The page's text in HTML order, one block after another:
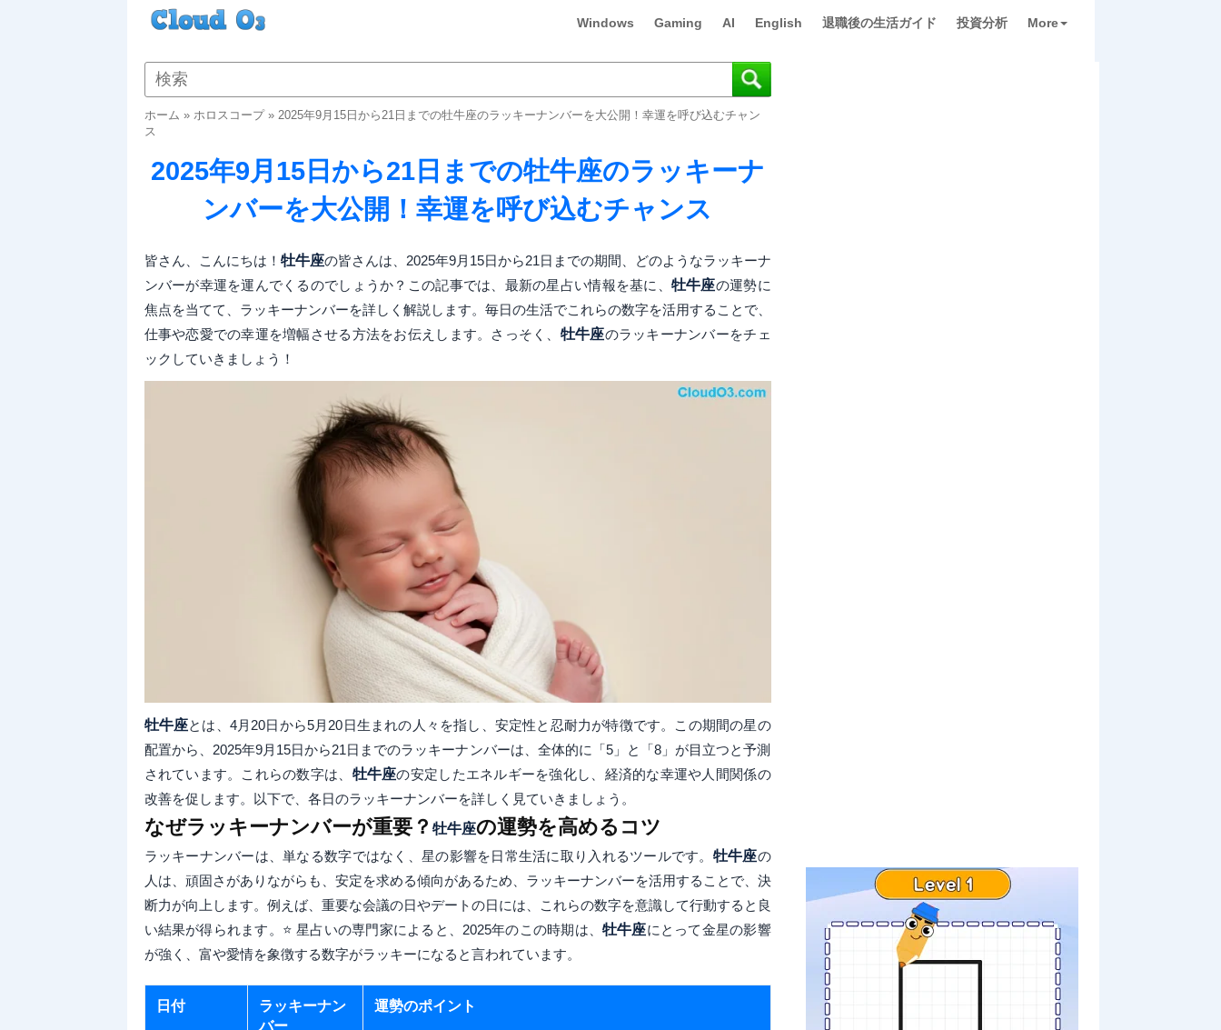
Windows Gaming AI English 退職後の生活ガイド 投資分析 More
ホーム » ホロスコープ» 2025年9月15日から21日までの牡牛座のラッキーナンバーを大公開！幸運を呼び込むチャン
ス
2025年9月15日から21日までの牡牛座のラッキーナ
ンバーを大公開！幸運を呼び込むチャンス
皆さん、こんにちは！ 牡牛座の皆さんは、2025年9月15日から21日までの期間、どのようなラッキーナ
ンバーが幸運を運んでくるのでしょうか？この記事では、最新の星占い情報を基に、 牡牛座の運勢に
焦点を当てて、ラッキーナンバーを詳しく解説します。毎日の生活でこれらの数字を活用することで、
仕事や恋愛での幸運を増幅させる方法をお伝えします。さっそく、 牡牛座のラッキーナンバーをチェ
ックしていきましょう！
牡牛座とは、4月20日から5月20日生まれの人々を指し、安定性と忍耐力が特徴です。この期間の星の
配置から、2025年9月15日から21日までのラッキーナンバーは、全体的に「5」と「8」が目立つと予測
されています。これらの数字は、 牡牛座の安定したエネルギーを強化し、経済的な幸運や人間関係の
改善を促します。以下で、各日のラッキーナンバーを詳しく見ていきましょう。
なぜラッキーナンバーが重要？ 牡牛座の運勢を高めるコツ
ラッキーナンバーは、単なる数字ではなく、星の影響を日常生活に取り入れるツールです。 牡牛座の
人は、頑固さがありながらも、安定を求める傾向があるため、ラッキーナンバーを活用することで、決
断力が向上します。例えば、重要な会議の日やデートの日には、これらの数字を意識して行動すると良
い結果が得られます。⭐ 星占いの専門家によると、2025年のこの時期は、 牡牛座にとって金星の影響
が強く、富や愛情を象徴する数字がラッキーになると言われています。
日付
ラッキーナン
バー
運勢のポイント